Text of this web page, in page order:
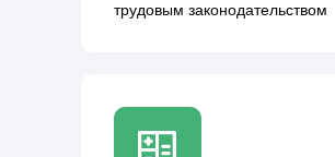
трудовым законодательством